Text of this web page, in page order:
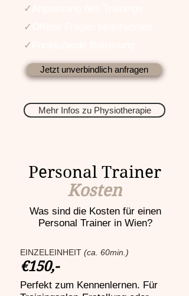
✓
✓
✓
Jetzt unverbindlich anfragen
Mehr Infos zu Physiotherapie
Personal Trainer
Kosten
Was sind die Kosten für einen
Personal Trainer in Wien?
EINZELEINHEIT (ca. 60min.)
€150,-
Perfekt zum Kennenlernen. Für